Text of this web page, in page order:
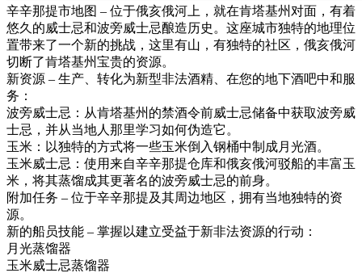
辛辛那提市地图 – 位于俄亥俄河上，就在肯塔基州对面，有着
悠久的威士忌和波旁威士忌酿造历史。这座城市独特的地理位
置带来了一个新的挑战，这里有山，有独特的社区，俄亥俄河
切断了肯塔基州宝贵的资源。
新资源 – 生产、转化为新型非法酒精、在您的地下酒吧中和服
务：
波旁威士忌：从肯塔基州的禁酒令前威士忌储备中获取波旁威
士忌，并从当地人那里学习如何伪造它。
玉米：以独特的方式将一些玉米倒入钢桶中制成月光酒。
玉米威士忌：使用来自辛辛那提仓库和俄亥俄河驳船的丰富玉
米，将其蒸馏成其更著名的波旁威士忌的前身。
附加任务 – 位于辛辛那提及其周边地区，拥有当地独特的资
源。
新的船员技能 – 掌握以建立受益于新非法资源的行动：
月光蒸馏器
玉米威士忌蒸馏器